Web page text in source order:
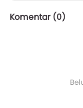
Komentar (0)